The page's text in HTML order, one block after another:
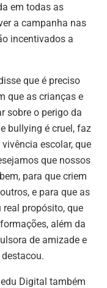
em todas as
a campanha nas
incentivados a
que é preciso
que as crianças e
sobre o perigo da
bullying é cruel, faz
escolar, que
que nossos
para que criem
e para que as
propósito, que
além da
de amizade e
Digital também